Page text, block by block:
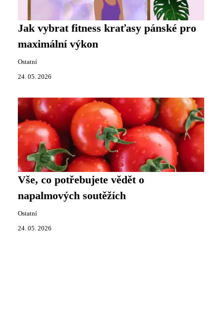
Jak vybrat fitness kraťasy pánské pro
maximální výkon
Ostatní
24. 05. 2026
Vše, co potřebujete vědět o
napalmových soutěžích
Ostatní
24. 05. 2026